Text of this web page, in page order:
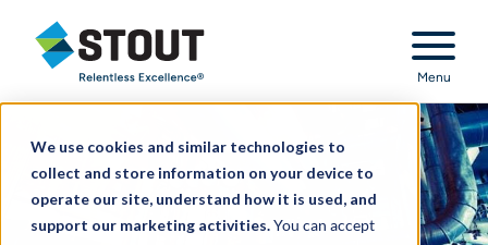
We use cookies and similar technologies to
collect and store information on your device to
operate our site, understand how it is used, and
support our marketing activities.You can accept
Stout Relentless Excellence
Menu